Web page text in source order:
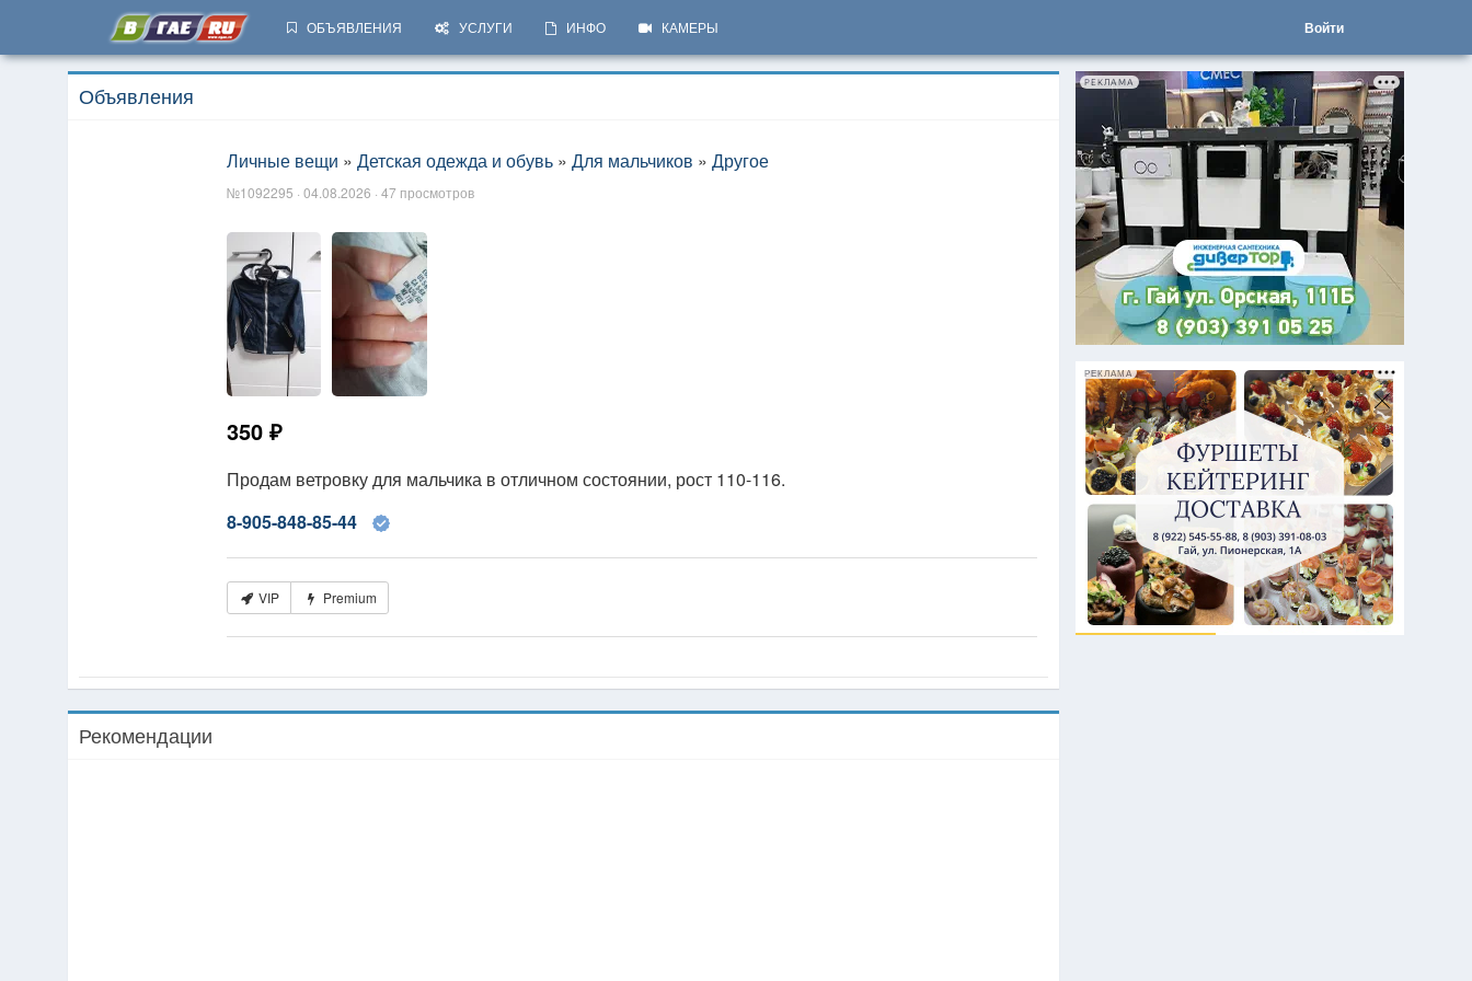
ОБЪЯВЛЕНИЯ УСЛУГИ ИНФО КАМЕРЫ Войти
РЕКЛАМА
РЕКЛАМА
Объявления
Личные вещи » Детская одежда и обувь » Для мальчиков » Другое
№1092295 · 04.08.2026 · 47 просмотров
350 ₽
Продам ветровку для мальчика в отличном состоянии, рост 110-116.
8-905-848-85-44
VIP Premium
Рекомендации